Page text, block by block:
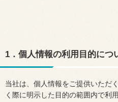
1．個人情報の利用目的につ
当社は、個人情報をご提供いただ
く際に明示した目的の範囲内で利